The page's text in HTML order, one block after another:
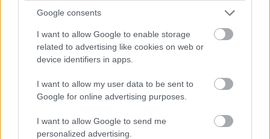
Google consents
I want to allow Google to enable storage
related to advertising like cookies on web or
device identifiers in apps.
I want to allow my user data to be sent to
Google for online advertising purposes.
I want to allow Google to send me
personalized advertising.
Az utóbbi tíz évben Ligeti György, Eötvös
Péter és Pierre Boulez szerzeményeinek
behatóbb megismerése foglalkoztatja. Liszt-
és Kossuth-díjas, 2006-ban kapott Prima-
díjat.
Zene Jazz, etno